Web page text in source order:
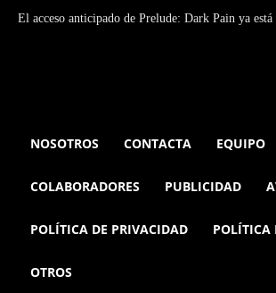
El acceso anticipado de Prelude: Dark Pain ya
NOSOTROS CONTACTA EQUIPO
COLABORADORES PUBLICIDAD
POLÍTICA DE PRIVACIDAD POLÍTICA
OTROS